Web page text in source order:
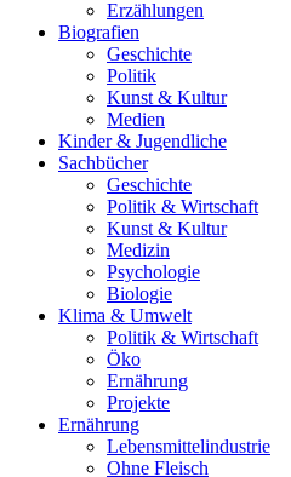
Erzählungen
Biografien
Geschichte
Politik
Kunst & Kultur
Medien
Kinder & Jugendliche
Sachbücher
Geschichte
Politik & Wirtschaft
Kunst & Kultur
Medizin
Psychologie
Biologie
Klima & Umwelt
Politik & Wirtschaft
Öko
Ernährung
Projekte
Ernährung
Lebensmittelindustrie
Ohne Fleisch